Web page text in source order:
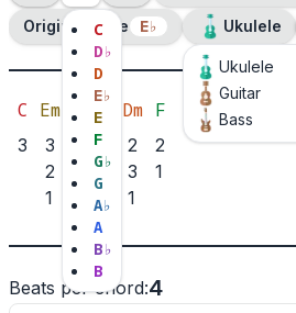
C
D♭
D
E♭
E
F
G♭
G
A♭
A
B♭
B
Original Tone E♭ Ukulele
Ukulele
Guitar
Bass
C
3
Em
3
2
1
Am
2
G
1
3
2
Dm
2
3
1
F
2
1
Beats per chord:4